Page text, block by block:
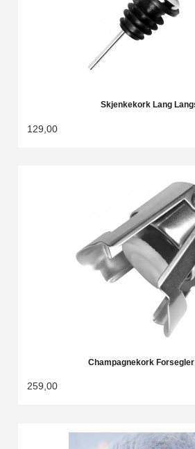
Skjenkekork Lang
129,00
Champagnekork
259,00